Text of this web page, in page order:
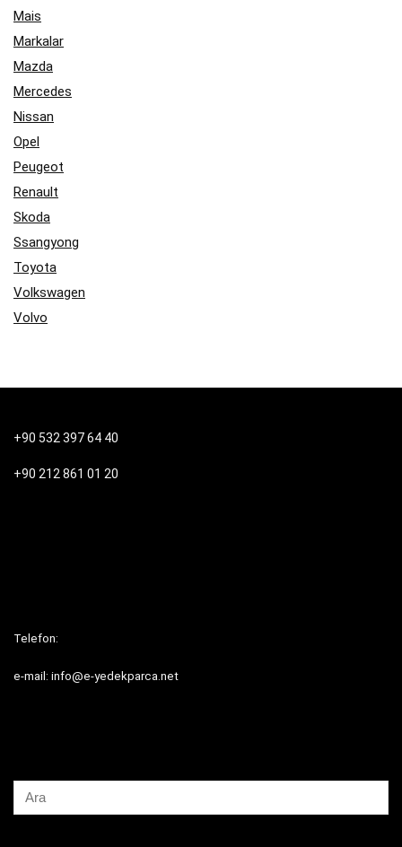
Mais
Markalar
Mazda
Mercedes
Nissan
Opel
Peugeot
Renault
Skoda
Ssangyong
Toyota
Volkswagen
Volvo
+90 532 397 64 40
+90 212 861 01 20
Telefon:
e-mail: info@e-yedekparca.net